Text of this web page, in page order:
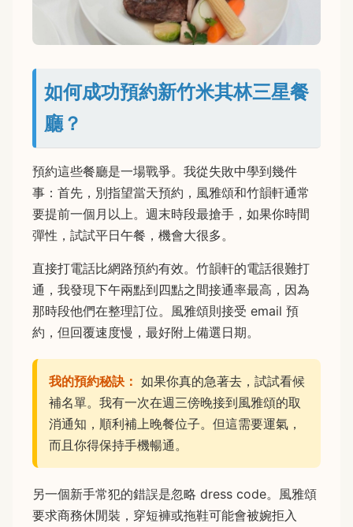
如何成功預約新竹米其林三星餐
廳？
預約這些餐廳是一場戰爭。我從失敗中學到幾件
事：首先，別指望當天預約，風雅頌和竹韻軒通常
要提前一個月以上。週末時段最搶手，如果你時間
彈性，試試平日午餐，機會大很多。
直接打電話比網路預約有效。竹韻軒的電話很難打
通，我發現下午兩點到四點之間接通率最高，因為
那時段他們在整理訂位。風雅頌則接受 email 預
約，但回覆速度慢，最好附上備選日期。
我的預約秘訣： 如果你真的急著去，試試看候
補名單。我有一次在週三傍晚接到風雅頌的取
消通知，順利補上晚餐位子。但這需要運氣，
而且你得保持手機暢通。
另一個新手常犯的錯誤是忽略 dress code。風雅頌
要求商務休閒裝，穿短褲或拖鞋可能會被婉拒入